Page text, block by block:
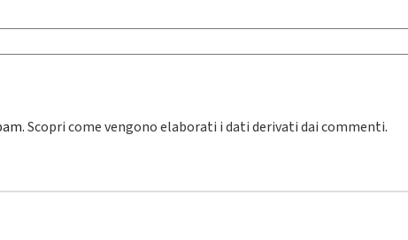
Scopri come vengono elaborati i dati derivati dai commenti.